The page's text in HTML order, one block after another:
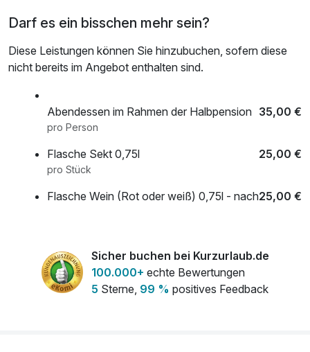
- 5 Stunden freier Eintritt Alb Therme Bad Urach
- freier Eintritt in die Tropfsteinhöhle "Bärenhöhle"
- Höhlentour in der Gustav-Jakob-Höhle & in der
- Eintritt Höhenfreibad Bad Urach
- Tagesticket Parkhaus & VIP Shopping Pass Outletcity
- Eintritt & Führung Schloss Lichtenstein
Darf es ein bisschen mehr sein?
Diese Leistungen können Sie hinzubuchen, sofern diese
nicht bereits im Angebot enthalten sind.
Abendessen im Rahmen der Halbpension 35,00 €
pro Person
Flasche Sekt 0,75l 25,00 €
pro Stück
Flasche Wein (Rot oder weiß) 0,75l - nach25,00 €
frischer Strauß Blumen auf dem Zimmer
pro Stück
Sicher buchen bei Kurzurlaub.de
100.000+ echte Bewertungen
5 Sterne, 99 % positives Feedback